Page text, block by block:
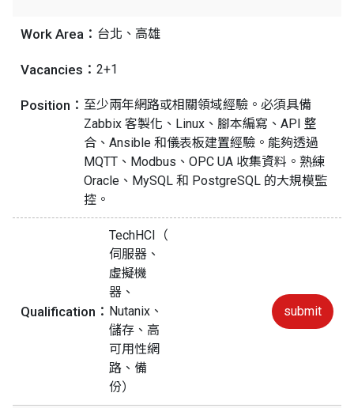
Work Area： 台北、高雄
Vacancies： 2+1
Position： 至少兩年網路或相關領域經驗。必須具備
Zabbix 客製化、Linux、腳本編寫、API 整
合、Ansible 和儀表板建置經驗。能夠透過
MQTT、Modbus、OPC UA 收集資料。熟練
Oracle、MySQL 和 PostgreSQL 的大規模監
控。
Qualification：
TechHCI（
伺服器、
虛擬機
器、
Nutanix、
儲存、高
可用性網
路、備
份）
submit